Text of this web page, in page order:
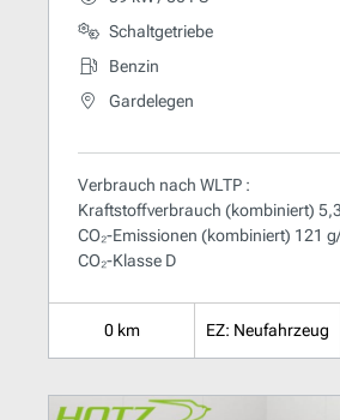
Schaltgetriebe
Benzin
Gardelegen
Verbrauch nach WLTP :
Kraftstoffverbrauch (kombiniert)
CO₂-Emissionen (kombiniert) 121
CO₂-Klasse D
0 km EZ: Neufahrzeug